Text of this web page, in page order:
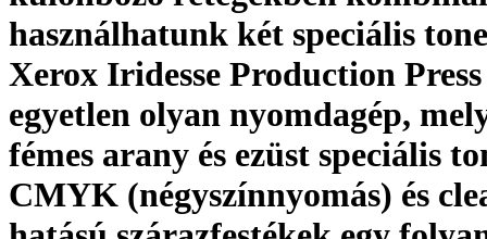
használhatunk két speciális
Xerox Iridesse Production Press
egyetlen olyan nyomdagép,
fémes arany és ezüst speciális
CMYK (négyszínnyomás) és